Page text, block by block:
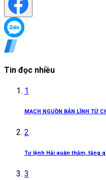
Tin đọc nhiều
1
MẠCH NGUỒN BẢN LĨNH TỪ
2
Tư lệnh Hải quân thăm, tặng
3